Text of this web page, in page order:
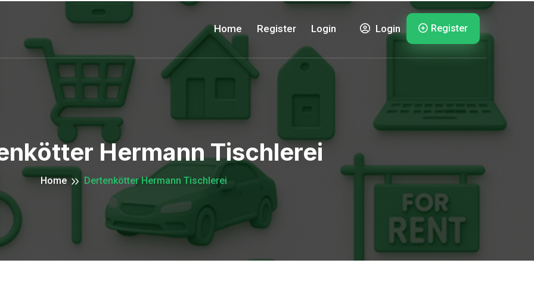
Home Register Login Login Register
Hermann Tischlerei
Home Dertenkötter Hermann Tischlerei